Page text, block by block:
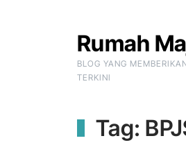
Rumah
BLOG YANG
TERKINI
Tag: